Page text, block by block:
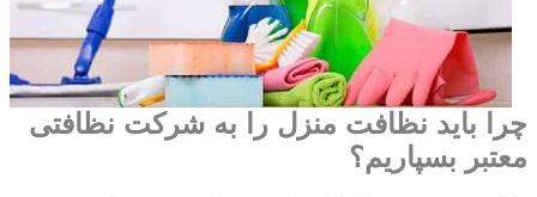
چرا باید نظافت منزل را به شرکت نظافتی
معتبر بسپاریم؟